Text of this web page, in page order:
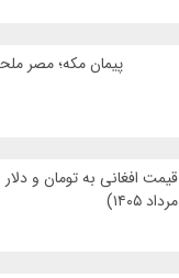
پیمان مکه؛ مصر
مرداد ۱۴۰۵)